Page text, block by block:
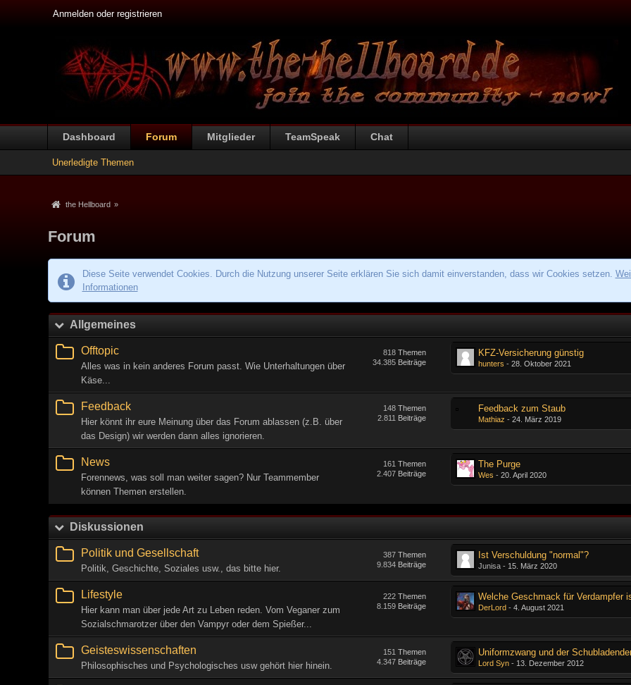
Anmelden oder registrieren
Dashboard Forum Mitglieder TeamSpeak Chat
Unerledigte Themen
the Hellboard »
Forum
Diese Seite verwendet Cookies. Durch die Nutzung unserer Seite erklären Sie sich damit einverstanden, dass wir Cookies setzen.
Informationen
Allgemeines
Offtopic
Alles was in kein anderes Forum passt. Wie Unterhaltungen über
Käse...
Themen
818
Beiträge
34.385
KFZ-Versicherung günstig
hunters -28. Oktober 2021
Feedback
Hier könnt ihr eure Meinung über das Forum ablassen (z.B. über
das Design) wir werden dann alles ignorieren.
Themen
148
Beiträge
2.811
Feedback zum Staub
Mathiaz -24. März 2019
News
Forennews, was soll man weiter sagen? Nur Teammember
können Themen erstellen.
Themen
161
Beiträge
2.407
The Purge
Wes -20. April 2020
Diskussionen
Politik und Gesellschaft
Politik, Geschichte, Soziales usw., das bitte hier.
Themen
387
Beiträge
9.834
Ist Verschuldung "normal"?
Junisa - 15. März 2020
Lifestyle
Hier kann man über jede Art zu Leben reden. Vom Veganer zum
Sozialschmarotzer über den Vampyr oder dem Spießer...
Themen
222
Beiträge
8.159 DerLord -4. August 2021
Geisteswissenschaften
Philosophisches und Psychologisches usw gehört hier hinein.
Themen
151
Beiträge
4.347
Uniformzwang und der
Lord Syn - 13. Dezember 2012